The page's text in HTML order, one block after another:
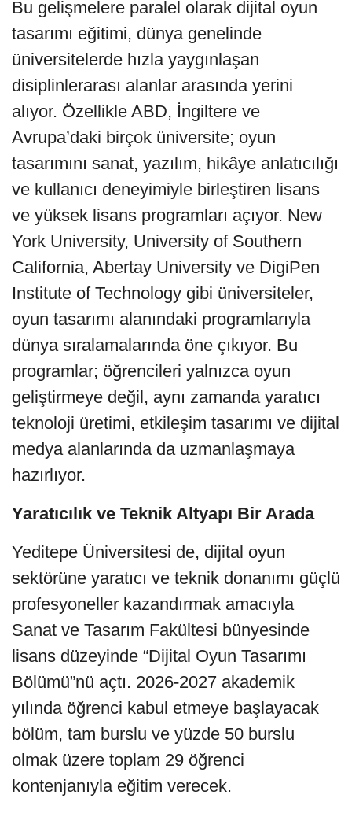
Bu gelişmelere paralel olarak dijital oyun
tasarımı eğitimi, dünya genelinde
üniversitelerde hızla yaygınlaşan
disiplinlerarası alanlar arasında yerini
alıyor. Özellikle ABD, İngiltere ve
Avrupa’daki birçok üniversite; oyun
tasarımını sanat, yazılım, hikâye anlatıcılığı
ve kullanıcı deneyimiyle birleştiren lisans
ve yüksek lisans programları açıyor. New
York University, University of Southern
California, Abertay University ve DigiPen
Institute of Technology gibi üniversiteler,
oyun tasarımı alanındaki programlarıyla
dünya sıralamalarında öne çıkıyor. Bu
programlar; öğrencileri yalnızca oyun
geliştirmeye değil, aynı zamanda yaratıcı
teknoloji üretimi, etkileşim tasarımı ve dijital
medya alanlarında da uzmanlaşmaya
hazırlıyor.
Yaratıcılık ve Teknik Altyapı Bir Arada
Yeditepe Üniversitesi de, dijital oyun
sektörüne yaratıcı ve teknik donanımı güçlü
profesyoneller kazandırmak amacıyla
Sanat ve Tasarım Fakültesi bünyesinde
lisans düzeyinde “Dijital Oyun Tasarımı
Bölümü”nü açtı. 2026-2027 akademik
yılında öğrenci kabul etmeye başlayacak
bölüm, tam burslu ve yüzde 50 burslu
olmak üzere toplam 29 öğrenci
kontenjanıyla eğitim verecek.